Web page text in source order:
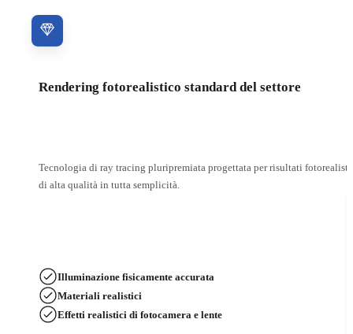
Rendering fotorealistico standard del settore
Tecnologia di ray tracing pluripremiata progettata per risultati
di alta qualità in tutta semplicità.
Illuminazione fisicamente accurata
Materiali realistici
Effetti realistici di fotocamera e lente